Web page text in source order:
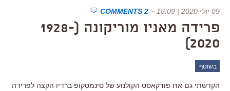
09 יולי 2020 | 18:09 ~
2 COMMENTS
פרידה מאניו מוריקונה (1928-
2020)
בשוטף
הקדשתי גם את פודקאסט הקולנוע של סינמסקופ ברדיו הקצה לפרידה